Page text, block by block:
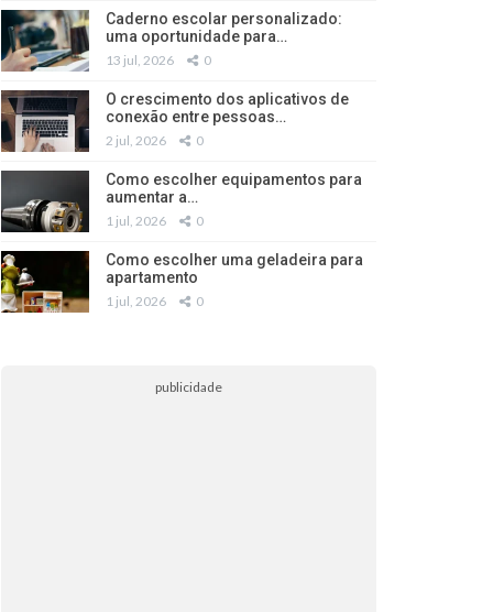
Caderno escolar personalizado:
uma oportunidade para…
13 jul, 2026 0
O crescimento dos aplicativos de
conexão entre pessoas…
2 jul, 2026 0
Como escolher equipamentos para
aumentar a…
1 jul, 2026 0
Como escolher uma geladeira para
apartamento
1 jul, 2026 0
publicidade